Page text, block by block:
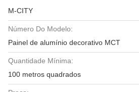
M-CITY
Número Do Modelo:
Painel de alumínio decorativo MCT
Quantidade Mínima:
100 metros quadrados